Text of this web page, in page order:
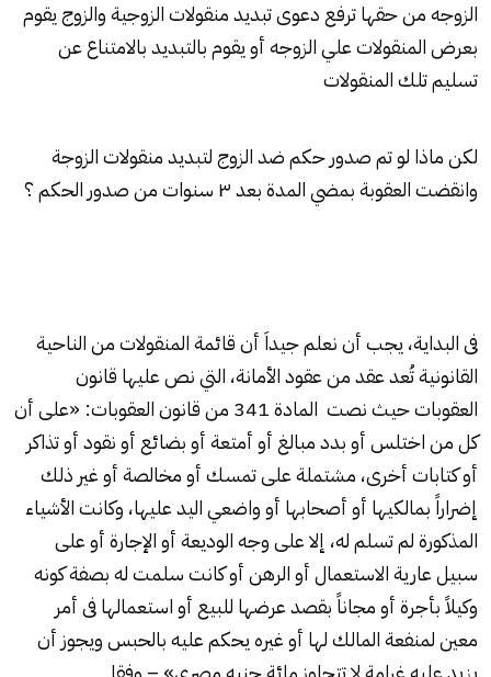
الزوجه من حقها ترفع دعوى تبديد منقولات الزوجية والزوج يقوم
بعرض المنقولات علي الزوجه أو يقوم بالتبديد بالامتناع عن
تسليم تلك المنقولات
لكن ماذا لو تم صدور حكم ضد الزوج لتبديد منقولات الزوجة
وانقضت العقوبة بمضي المدة بعد ٣ سنوات من صدور الحكم ؟
فى البداية، يجب أن نعلم جيداَ أن قائمة المنقولات من الناحية
القانونية تُعد عقد من عقود الأمانة، التي نص عليها قانون
العقوبات حيث نصت المادة 341 من قانون العقوبات: «على أن
كل من اختلس أو بدد مبالغ أو أمتعة أو بضائع أو نقود أو تذاكر
أو كتابات أخرى، مشتملة على تمسك أو مخالصة أو غير ذلك
إضراراً بمالكيها أو أصحابها أو واضعي اليد عليها، وكانت الأشياء
المذكورة لم تسلم له، إلا على وجه الوديعة أو الإجارة أو على
سبيل عارية الاستعمال أو الرهن أو كانت سلمت له بصفة كونه
وكيلاً بأجرة أو مجاناً بقصد عرضها للبيع أو استعمالها فى أمر
معين لمنفعة المالك لها أو غيره يحكم عليه بالحبس ويجوز أن